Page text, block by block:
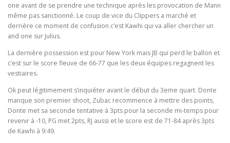
one avant de se prendre une technique après les provocation de Mann
même pas sanctionné. Le coup de vice du Clippers a marché et
derrière ce moment de confusion c’est Kawhi qui va aller chercher un
and one sur Julius.
La dernière possession est pour New York mais JB qui perd le ballon et
c’est sur le score fleuve de 66-77 que les deux équipes regagnent les
vestiaires.
Ok peut légitimement s’inquiéter avant le début du 3eme quart. Donte
manque son premier shoot, Zubac recommence à mettre des points,
Donte met sa seconde tentative à 3pts pour la seconde mi-temps pour
revenir à -10, PG met 2pts, RJ aussi et le score est de 71-84 après 3pts
de Kawhi à 9:49.